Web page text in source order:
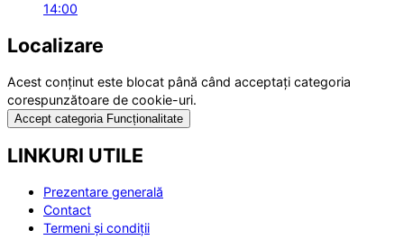
14:00
Localizare
Acest conținut este blocat până când acceptați categoria
corespunzătoare de cookie-uri.
Accept categoria Funcționalitate
LINKURI UTILE
Prezentare generală
Contact
Termeni și condiții